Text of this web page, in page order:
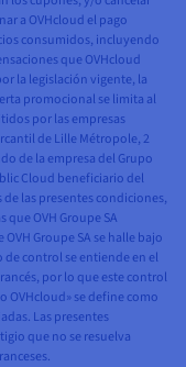
a OVHcloud el pago
consumidos, incluyendo
que OVHcloud
la legislación vigente, la
promocional se limita al
por las empresas
de Lille Métropole, 2
de la empresa del Grupo
Cloud beneficiario del
las presentes condiciones,
OVH Groupe SA
Groupe SA se halle bajo
control se entiende en el
por lo que este control
OVHcloud» se define como
Las presentes
que no se resuelva